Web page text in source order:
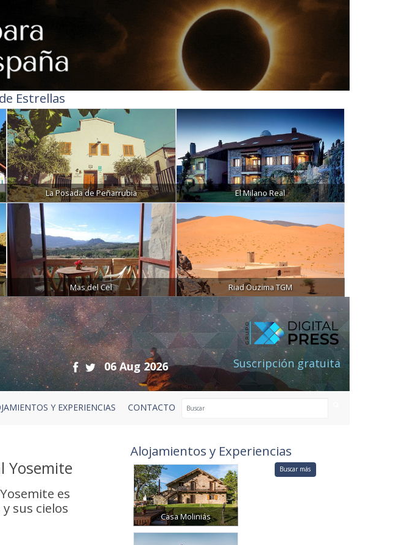
Estrellas
La Posada de Peñarrubia El Milano Real
Mas del Cel Riad Ouzima TGM
06 Aug 2026 Suscripción gratuita
Y EXPERIENCIAS CONTACTO
Yosemite
es
sus cielos
Alojamientos y Experiencias
Casa Moliniás
Buscar más